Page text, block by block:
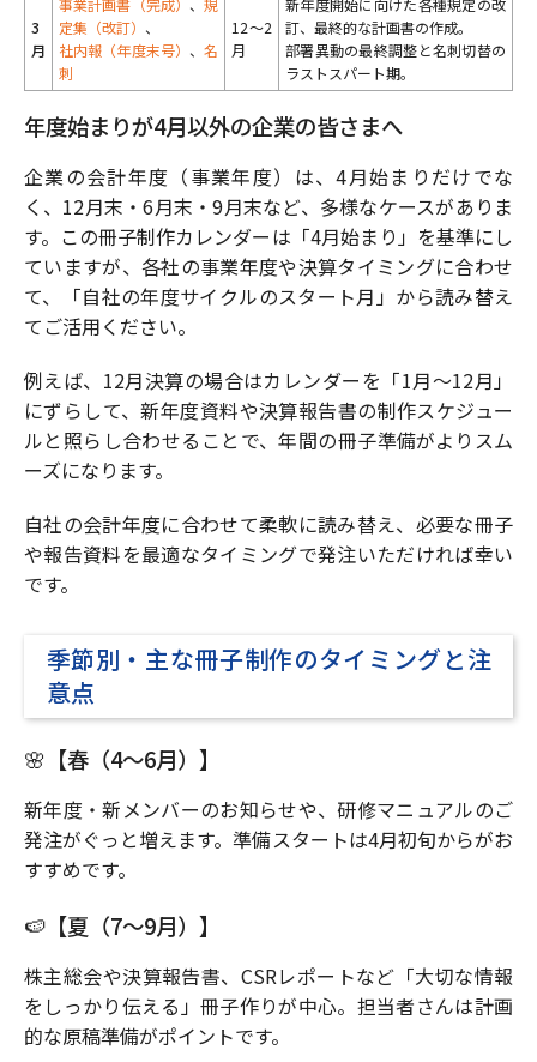
3
月
事業計画書（完成） 、規
定集（改訂） 、
社内報（年度末号） 、名
刺
12〜2
月
新年度開始に向けた各種規定の改
訂、最終的な計画書の作成。
部署異動の最終調整と名刺切替の
ラストスパート期。
年度始まりが4月以外の企業の皆さまへ
企業の会計年度（事業年度）は、4月始まりだけでな
く、12月末・6月末・9月末など、多様なケースがありま
す。この冊子制作カレンダーは「4月始まり」を基準にし
ていますが、各社の事業年度や決算タイミングに合わせ
て、「自社の年度サイクルのスタート月」から読み替え
てご活用ください。
例えば、12月決算の場合はカレンダーを「1月〜12月」
にずらして、新年度資料や決算報告書の制作スケジュー
ルと照らし合わせることで、年間の冊子準備がよりスム
ーズになります。
自社の会計年度に合わせて柔軟に読み替え、必要な冊子
や報告資料を最適なタイミングで発注いただければ幸い
です。
季節別・主な冊子制作のタイミングと注
意点
🌸【春（4〜6月）】
新年度・新メンバーのお知らせや、研修マニュアルのご
発注がぐっと増えます。準備スタートは4月初旬からがお
すすめです。
🍉【夏（7〜9月）】
株主総会や決算報告書、CSRレポートなど「大切な情報
をしっかり伝える」冊子作りが中心。担当者さんは計画
的な原稿準備がポイントです。